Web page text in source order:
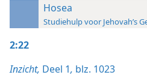
Hosea
Studiehulp voor Jehovah’s
2:22
Inzicht, Deel 1, blz. 1023